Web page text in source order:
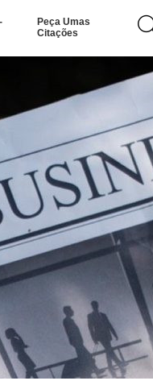
Peça Umas
Citações